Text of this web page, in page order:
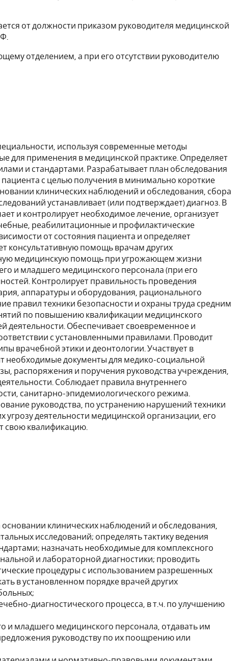
от должности приказом руководителя медицинской
отделением, а при его отсутствии руководителю
используя современные методы
для применения в медицинской практике. Определяет
и стандартами. Разрабатывает план обследования
с целью получения в минимально короткие
клинических наблюдений и обследования, сбора
устанавливает (или подтверждает) диагноз. В
и контролирует необходимое лечение, организует
реабилитационные и профилактические
от состояния пациента и определяет
консультативную помощь врачам других
медицинскую помощь при угрожающем жизни
и младшего медицинского персонала (при его
Контролирует правильность проведения
аппаратуры и оборудования, рационального
правил техники безопасности и охраны труда средним
по повышению квалификации медицинского
деятельности. Обеспечивает своевременное и
с установленными правилами. Проводит
врачебной этики и деонтологии. Участвует в
необходимые документы для медико-социальной
распоряжения и поручения руководства учреждения,
Соблюдает правила внутреннего
санитарно-эпидемиологического режима.
руководства, по устранению нарушений техники
деятельности медицинской организации, его
свою квалификацию.
клинических наблюдений и обследования,
исследований; определять тактику ведения
назначать необходимые для комплексного
и лабораторной диагностики; проводить
процедуры с использованием разрешенных
в установленном порядке врачей других
диагностического процесса, в т.ч. по улучшению
и младшего медицинского персонала, отдавать им
руководству по их поощрению или